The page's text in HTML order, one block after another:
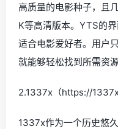
高质量的电影种子，且
K等高清版本。YTS的
适合电影爱好者。用户
就能够轻松找到所需资源
2.1337x（https://
1337x作为一个历史悠